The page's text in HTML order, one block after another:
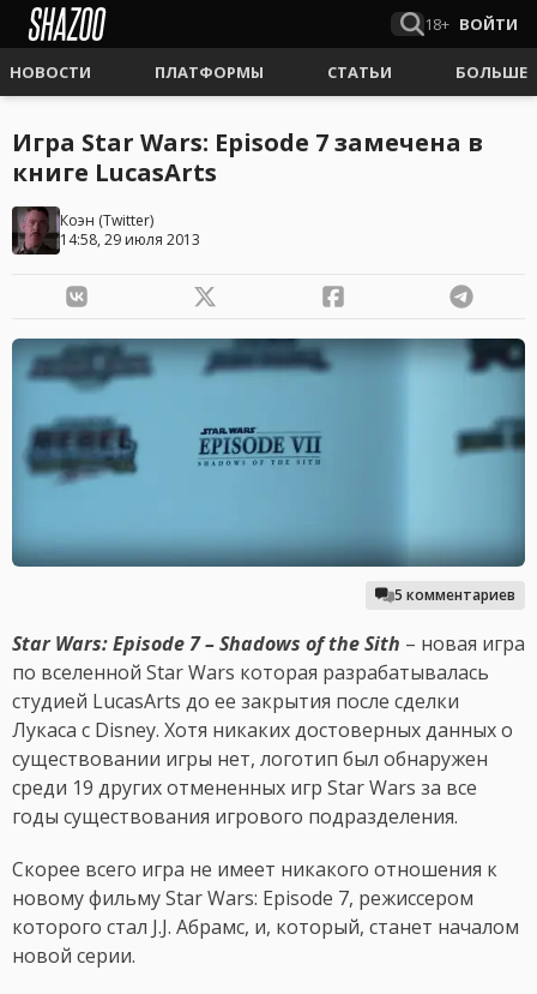
18+ ВОЙТИ
НОВОСТИ ПЛАТФОРМЫ СТАТЬИ БОЛЬШЕ
Игра Star Wars: Episode 7 замечена в
книге LucasArts
Коэн (Twitter)
14:58, 29 июля 2013
5 комментариев
Star Wars: Episode 7 – Shadows of the Sith – новая игра
по вселенной Star Wars которая разрабатывалась
студией LucasArts до ее закрытия после сделки
Лукаса с Disney. Хотя никаких достоверных данных о
существовании игры нет, логотип был обнаружен
среди 19 других отмененных игр Star Wars за все
годы существования игрового подразделения.
Скорее всего игра не имеет никакого отношения к
новому фильму Star Wars: Episode 7, режиссером
которого стал J.J. Абрамс, и, который, станет началом
новой серии.